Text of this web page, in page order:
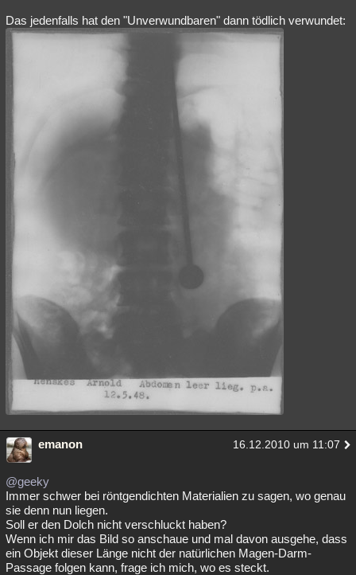
Das jedenfalls hat den "Unverwundbaren" dann tödlich verwundet:
emanon 16.12.2010 um 11:07
@geeky
Immer schwer bei röntgendichten Materialien zu sagen, wo genau
sie denn nun liegen.
Soll er den Dolch nicht verschluckt haben?
Wenn ich mir das Bild so anschaue und mal davon ausgehe, dass
ein Objekt dieser Länge nicht der natürlichen Magen-Darm-
Passage folgen kann, frage ich mich, wo es steckt.